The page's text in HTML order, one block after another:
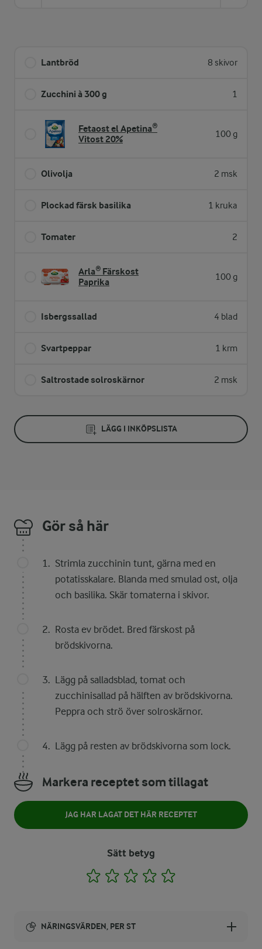
Lantbröd 8 skivor
Zucchini à 300 g 1
Fetaost el Apetina®
Vitost 20%
100 g
Olivolja 2 msk
Plockad färsk basilika 1 kruka
Tomater 2
Arla® Färskost
Paprika
100 g
Isbergssallad 4 blad
Svartpeppar 1 krm
Saltrostade solroskärnor 2 msk
LÄGG I INKÖPSLISTA
Gör så här
Strimla zucchinin tunt, gärna med en
potatisskalare. Blanda med smulad ost, olja
och basilika. Skär tomaterna i skivor.
Rosta ev brödet. Bred färskost på
brödskivorna.
Lägg på salladsblad, tomat och
zucchinisallad på hälften av brödskivorna.
Peppra och strö över solroskärnor.
Lägg på resten av brödskivorna som lock.
Markera receptet som tillagat
JAG HAR LAGAT DET HÄR RECEPTET
Sätt betyg
1 2 3 4
NÄRINGSVÄRDEN, PER ST